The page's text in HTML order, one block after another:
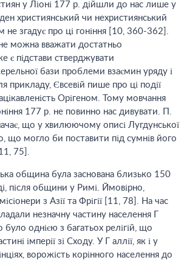
у Ліоні 177 р. дійшли до нас лише у
християнський чи нехристиянський
не згадує про ці гоніння [10, 360-362].
можна вважати достатньо
є підстави стверджувати
бази проблеми взаємин уряду і
прикладу, Євсевій пише про ці події
Орігеном. Тому мовчання
177 р. не повинно нас дивувати. П.
що у хвилюючому описі Лугдунської
що могло би поставити під сумнів його
75].
община була заснована близько 150
після общини у Римі. Ймовірно,
з Азії та Фрігії [11, 78]. На час
незначну частину населення Г
було однією з багатьох релігій, що
імперії зі Сходу. У Г аллії, як і у
ворожість корінного населення до